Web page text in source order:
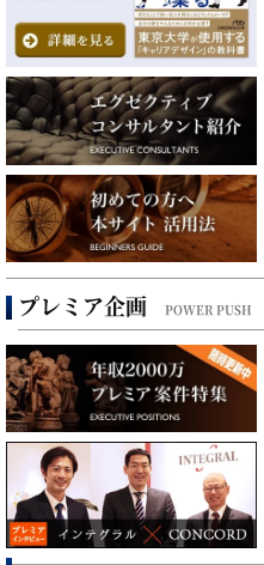
プレミア企画 POWER PUSH